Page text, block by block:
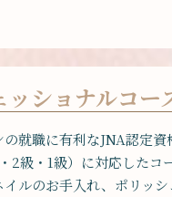
ッショナルコー
就職に有利なJNA認定資
2級・1級）に対応したコー
イルのお手入れ、ポリッシ